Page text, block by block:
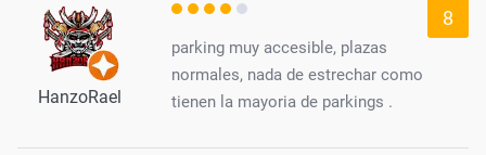
HanzoRael
8
parking muy accesible, plazas
normales, nada de estrechar como
tienen la mayoria de parkings .